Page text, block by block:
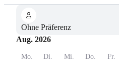
Ohne Präferenz
Aug. 2026
Mo. Di. Mi. Do. Fr.